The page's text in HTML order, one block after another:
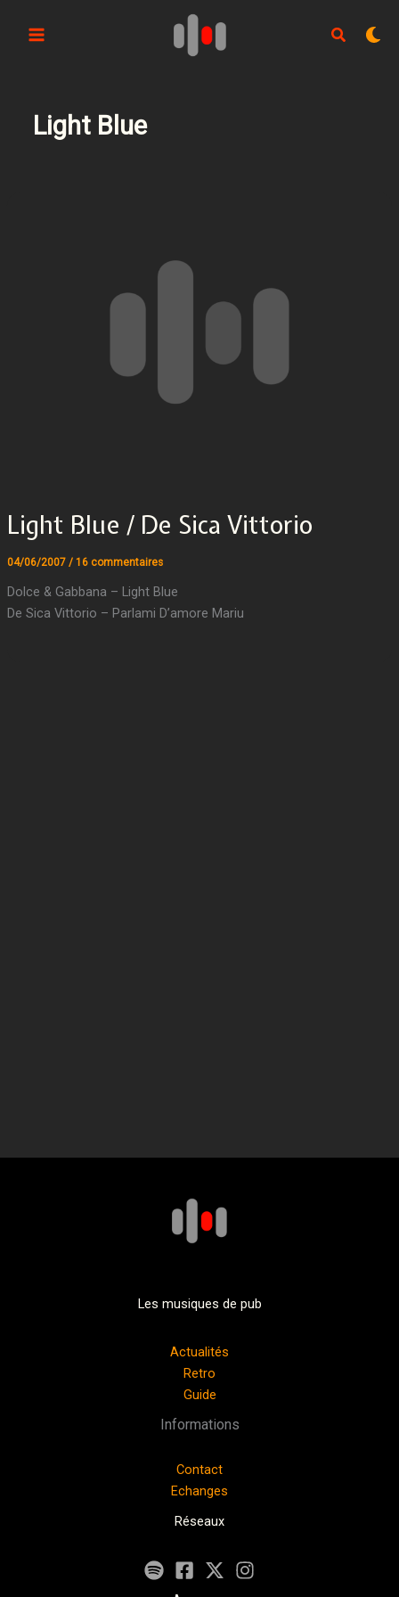
Light Blue
Light Blue / De Sica Vittorio
04/06/2007 / 16 commentaires
Dolce & Gabbana – Light Blue
De Sica Vittorio – Parlami D’amore Mariu
Les musiques de pub
Actualités
Retro
Guide
Informations
Contact
Echanges
Réseaux